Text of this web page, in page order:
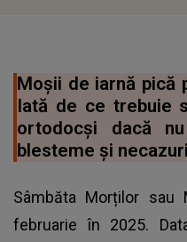
Moșii de iarnă pică
Iată de ce trebuie
ortodocși dacă
blesteme și
Sâmbăta Morților
februarie în 2025.